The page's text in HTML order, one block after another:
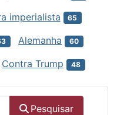
imperialista 65
Alemanha 60
Contra Trump 48
Pesquisar